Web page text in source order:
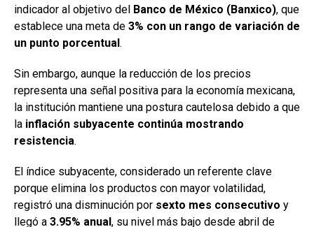
indicador al objetivo del Banco de México (Banxico), que
establece una meta de 3% con un rango de variación de
un punto porcentual.
Sin embargo, aunque la reducción de los precios
representa una señal positiva para la economía mexicana,
la institución mantiene una postura cautelosa debido a que
la inflación subyacente continúa mostrando
resistencia.
El índice subyacente, considerado un referente clave
porque elimina los productos con mayor volatilidad,
registró una disminución por sexto mes consecutivo y
llegó a 3.95% anual, su nivel más bajo desde abril de